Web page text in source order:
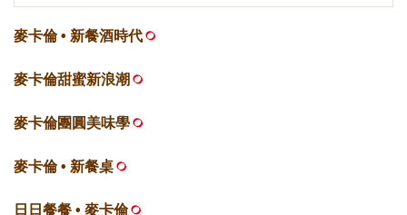
麥卡倫 • 新餐酒時代
麥卡倫甜蜜新浪潮
麥卡倫團圓美味學
麥卡倫 • 新餐桌
日日餐餐 • 麥卡倫